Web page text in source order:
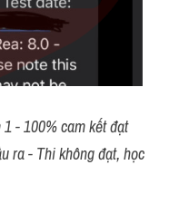
- 100% cam kết đạt
ra - Thi không đạt, học